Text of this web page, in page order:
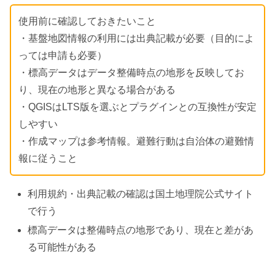
使用前に確認しておきたいこと
・基盤地図情報の利用には出典記載が必要（目的によ
っては申請も必要）
・標高データはデータ整備時点の地形を反映してお
り、現在の地形と異なる場合がある
・QGISはLTS版を選ぶとプラグインとの互換性が安定
しやすい
・作成マップは参考情報。避難行動は自治体の避難情
報に従うこと
利用規約・出典記載の確認は国土地理院公式サイト
で行う
標高データは整備時点の地形であり、現在と差があ
る可能性がある